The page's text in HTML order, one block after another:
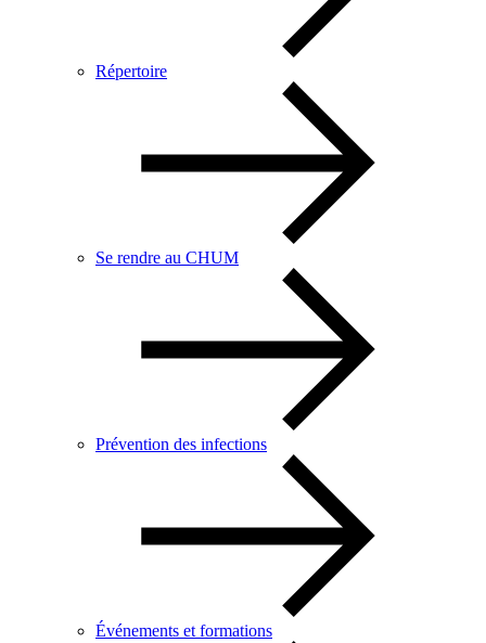
Répertoire
Se rendre au CHUM
Prévention des infections
Événements et formations